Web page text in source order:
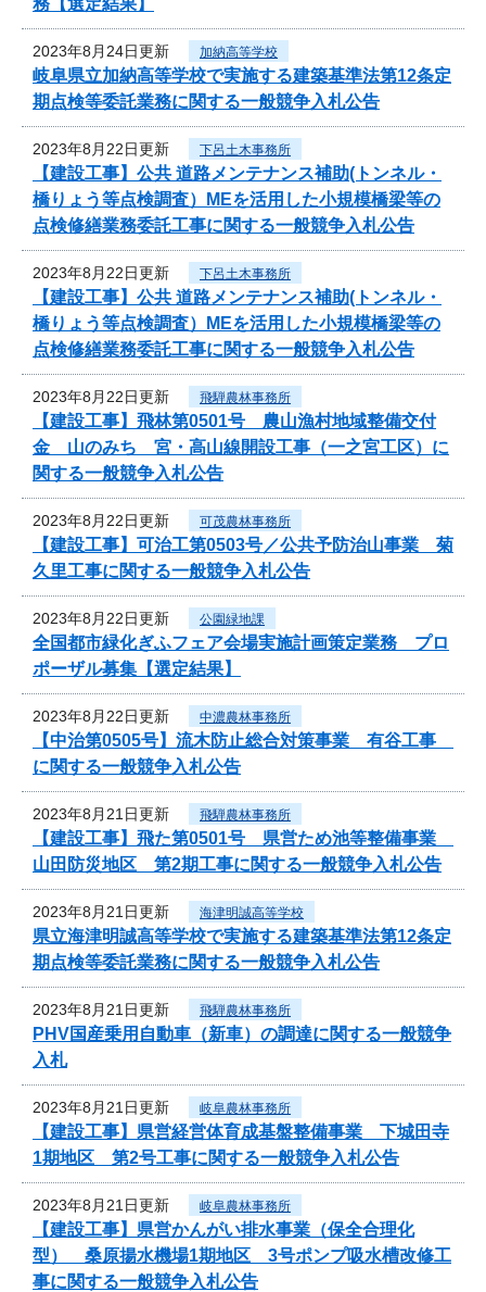
2023年8月24日更新 加納高等学校
岐阜県立加納高等学校で実施する建築基準法第12条定
期点検等委託業務に関する一般競争入札公告
2023年8月22日更新 下呂土木事務所
【建設工事】公共 道路メンテナンス補助(トンネル・
橋りょう等点検調査）MEを活用した小規模橋梁等の
点検修繕業務委託工事に関する一般競争入札公告
2023年8月22日更新 下呂土木事務所
【建設工事】公共 道路メンテナンス補助(トンネル・
橋りょう等点検調査）MEを活用した小規模橋梁等の
点検修繕業務委託工事に関する一般競争入札公告
2023年8月22日更新 飛騨農林事務所
【建設工事】飛林第0501号 農山漁村地域整備交付
金 山のみち 宮・高山線開設工事（一之宮工区）に
関する一般競争入札公告
2023年8月22日更新 可茂農林事務所
【建設工事】可治工第0503号／公共予防治山事業 菊
久里工事に関する一般競争入札公告
2023年8月22日更新 公園緑地課
全国都市緑化ぎふフェア会場実施計画策定業務 プロ
ポーザル募集【選定結果】
2023年8月22日更新 中濃農林事務所
【中治第0505号】流木防止総合対策事業 有谷工事
に関する一般競争入札公告
2023年8月21日更新 飛騨農林事務所
【建設工事】飛た第0501号 県営ため池等整備事業
山田防災地区 第2期工事に関する一般競争入札公告
2023年8月21日更新 海津明誠高等学校
県立海津明誠高等学校で実施する建築基準法第12条定
期点検等委託業務に関する一般競争入札公告
2023年8月21日更新 飛騨農林事務所
PHV国産乗用自動車（新車）の調達に関する一般競争
入札
2023年8月21日更新 岐阜農林事務所
【建設工事】県営経営体育成基盤整備事業 下城田寺
1期地区 第2号工事に関する一般競争入札公告
2023年8月21日更新 岐阜農林事務所
【建設工事】県営かんがい排水事業（保全合理化
型） 桑原揚水機場1期地区 3号ポンプ吸水槽改修工
事に関する一般競争入札公告